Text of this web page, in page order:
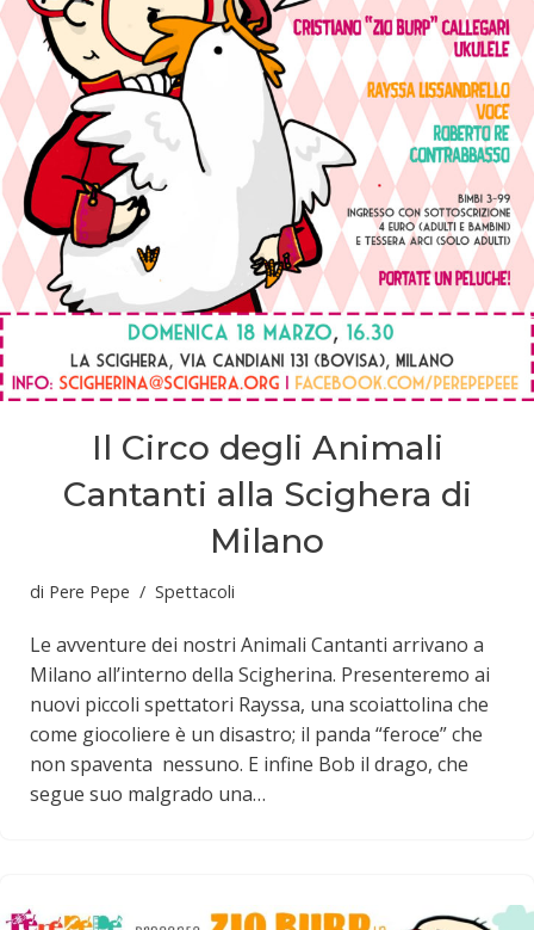
Il Circo degli Animali
Cantanti alla Scighera di
Milano
di Pere Pepe Spettacoli
Le avventure dei nostri Animali Cantanti arrivano a
Milano all’interno della Scigherina. Presenteremo ai
nuovi piccoli spettatori Rayssa, una scoiattolina che
come giocoliere è un disastro; il panda “feroce” che
non spaventa nessuno. E infine Bob il drago, che
segue suo malgrado una…